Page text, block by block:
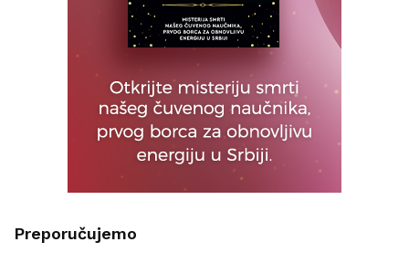
Preporučujemo